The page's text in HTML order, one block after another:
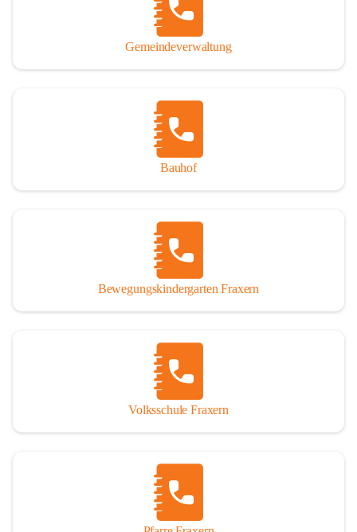
Gemeindeverwaltung
Bauhof
Bewegungskindergarten Fraxern
Volksschule Fraxern